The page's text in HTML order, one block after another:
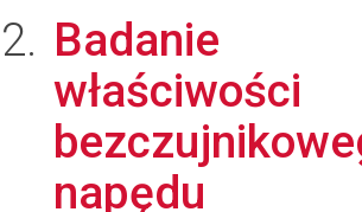
Badanie
właściwości
napędu